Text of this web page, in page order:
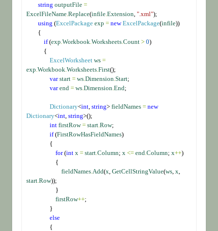
string outputFile =
ExcelFileName.Replace(infile.Extension, ".xml");
using (ExcelPackage exp = new ExcelPackage(infile))
        {
if (exp.Workbook.Worksheets.Count > 0)
            {
ExcelWorksheet ws =
exp.Workbook.Worksheets.First();
var start = ws.Dimension.Start;
var end = ws.Dimension.End;
Dictionary<int, string> fieldNames = new
Dictionary<int, string>();
int firstRow = start.Row;
if (FirstRowHasFieldNames)
                {
for (int x = start.Column; x <= end.Column; x++)
                    {
fieldNames.Add(x, GetCellStringValue(ws, x
start.Row));
                    }
firstRow++;
                }
else
                {